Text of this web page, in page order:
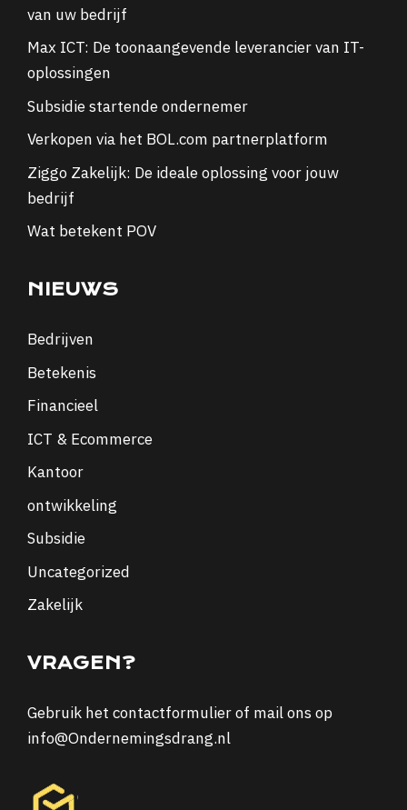
van uw bedrijf
Max ICT: De toonaangevende leverancier van IT-
oplossingen
Subsidie startende ondernemer
Verkopen via het BOL.com partnerplatform
Ziggo Zakelijk: De ideale oplossing voor jouw
bedrijf
Wat betekent POV
NIEUWS
Bedrijven
Betekenis
Financieel
ICT & Ecommerce
Kantoor
ontwikkeling
Subsidie
Uncategorized
Zakelijk
VRAGEN?
Gebruik het contactformulierof mail ons op
info@Ondernemingsdrang.nl